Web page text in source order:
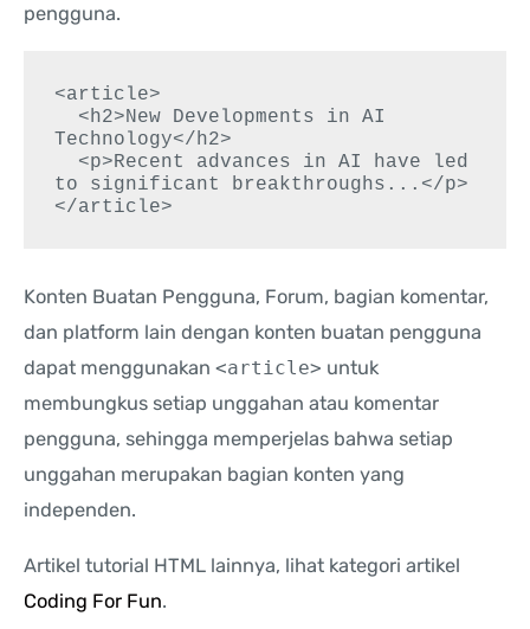
pengguna.
<article>
Technology</h2>
to significant breakthroughs...</p>
</article>
Konten Buatan Pengguna, Forum, bagian komentar,
dan platform lain dengan konten buatan pengguna
dapat menggunakan <article> untuk
membungkus setiap unggahan atau komentar
pengguna, sehingga memperjelas bahwa setiap
unggahan merupakan bagian konten yang
independen.
Artikel tutorial HTML lainnya, lihat kategori artikel
Coding For Fun.